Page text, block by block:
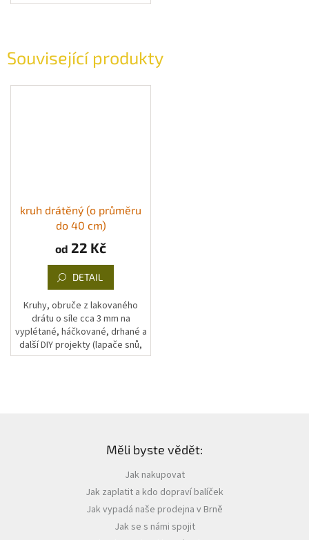
Související produkty
kruh drátěný (o průměru
do 40 cm)
od 22 Kč
DETAIL
Kruhy, obruče z lakovaného
drátu o síle cca 3 mm na
vyplétané, háčkované, drhané a
další DIY projekty (lapače snů,
plašiče zlých duchů, macramé,
Měli byste vědět:
Jak nakupovat
Jak zaplatit a kdo dopraví balíček
Jak vypadá naše prodejna v Brně
Jak se s námi spojit